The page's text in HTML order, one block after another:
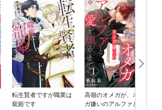
転生賢者ですが職業は
寵姫です
高嶺のオメガが、オメ
ガ嫌いのアルファと愛